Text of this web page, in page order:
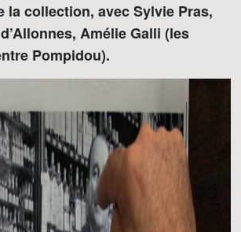
la collection, avec Sylvie Pras,
Amélie Galli (les
Pompidou).